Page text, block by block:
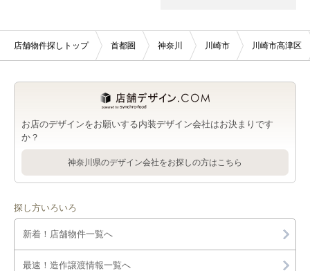
店舗物件探しトップ 首都圏 神奈川 川崎市 川崎市高津区
お店のデザインをお願いする内装デザイン会社はお決まりです
か？
神奈川県のデザイン会社をお探しの方はこちら
探し方いろいろ
新着！店舗物件一覧へ
最速！造作譲渡情報一覧へ